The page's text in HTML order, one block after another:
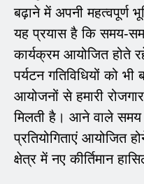
बढ़ाने में अपनी महत्वपूर्ण
यह प्रयास है कि समय-
कार्यक्रम आयोजित होते
पर्यटन गतिविधियों को
आयोजनों से हमारी
मिलती है। आने वाले
प्रतियोगिताएं आयोजित
क्षेत्र में नए कीर्तिमान